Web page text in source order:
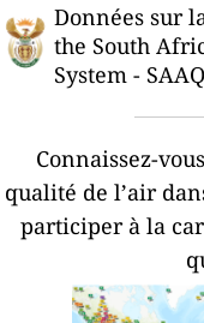
Données sur
the South
System -
Connaissez-
qualité de l’air
participer à la